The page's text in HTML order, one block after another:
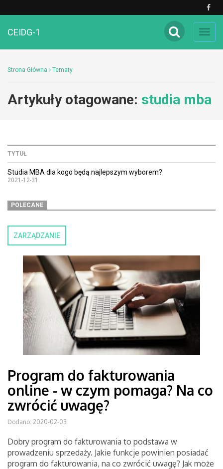
CEIDG-1
Strona Główna Tematy
Artykuły otagowane: studia mba
TYTUŁ
Studia MBA dla kogo będą najlepszym wyborem?
2021-12-31
POLECANE
ZARZĄDZANIE
Program do fakturowania
online - w czym pomaga? Na co
zwrócić uwagę?
Dodano: 2020-02-03
Dobry program do fakturowania to podstawa w
prowadzeniu sprzedaży. Jakie funkcje powinien posiadać
program do fakturowania, na co zwrócić uwagę? Jak może